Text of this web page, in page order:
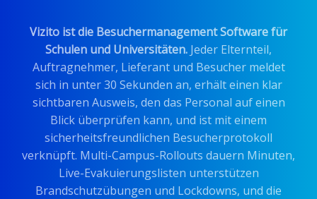
Vizito ist die Besuchermanagement Software für
Schulen und Universitäten. Jeder Elternteil,
Auftragnehmer, Lieferant und Besucher meldet
sich in unter 30 Sekunden an, erhält einen klar
sichtbaren Ausweis, den das Personal auf einen
Blick überprüfen kann, und ist mit einem
sicherheitsfreundlichen Besucherprotokoll
verknüpft. Multi-Campus-Rollouts dauern Minuten,
Live-Evakuierungslisten unterstützen
Brandschutzübungen und Lockdowns, und die